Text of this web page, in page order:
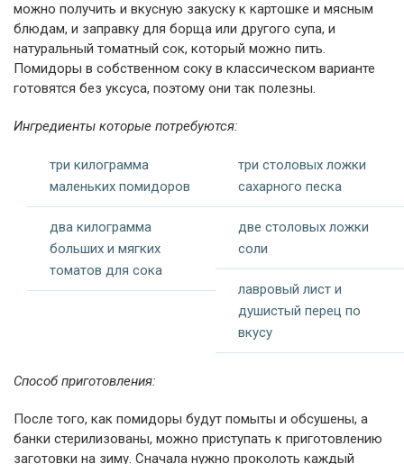
можно получить и вкусную закуску к картошке и мясным
блюдам, и заправку для борща или другого супа, и
натуральный томатный сок, который можно пить.
Помидоры в собственном соку в классическом варианте
готовятся без уксуса, поэтому они так полезны.
Ингредиенты которые потребуются:
три килограмма
маленьких помидоров
два килограмма
больших и мягких
томатов для сока
три столовых ложки
сахарного песка
две столовых ложки
соли
лавровый лист и
душистый перец по
вкусу
Способ приготовления:
После того, как помидоры будут помыты и обсушены, а
банки стерилизованы, можно приступать к приготовлению
заготовки на зиму. Сначала нужно проколоть каждый